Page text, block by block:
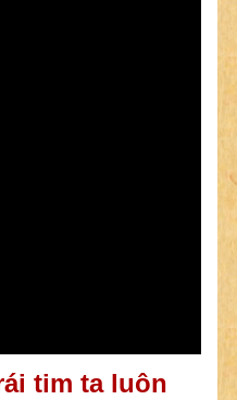
tim ta luôn